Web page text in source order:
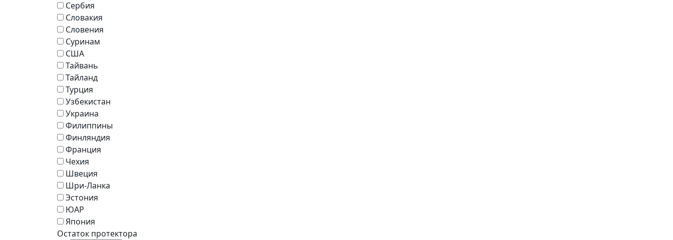
Сербия
Словакия
Словения
Суринам
США
Тайвань
Тайланд
Турция
Узбекистан
Украина
Филиппины
Финляндия
Франция
Чехия
Швеция
Шри-Ланка
Эстония
ЮАР
Япония
Остаток протектора